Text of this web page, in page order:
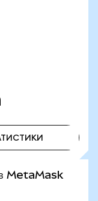
в MetaMask